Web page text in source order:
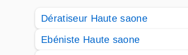
Dératiseur Haute saone
Ebéniste Haute saone